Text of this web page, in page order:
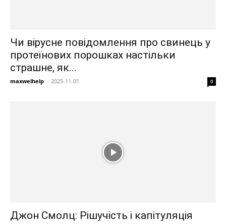
Чи вірусне повідомлення про свинець у
протеїнових порошках настільки
страшне, як...
maxwelhelp - 2025-11-01 0
Джон Смолц: Рішучість і капітуляція